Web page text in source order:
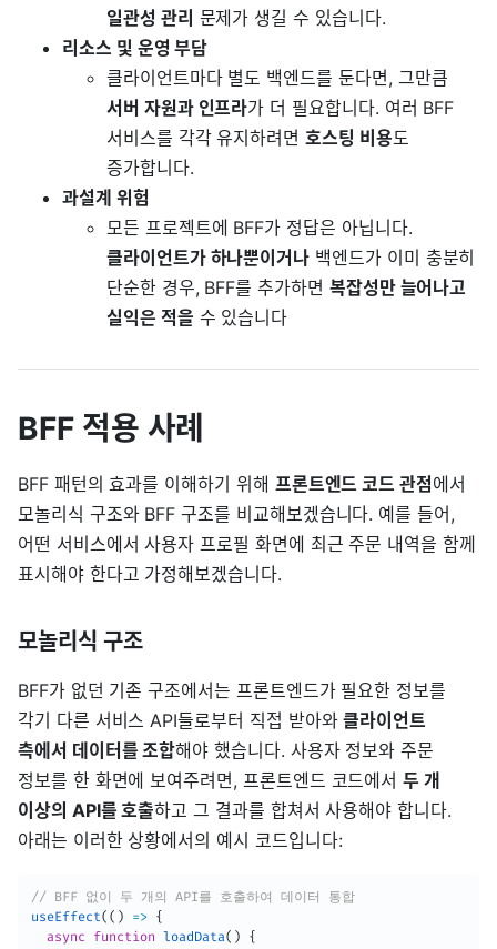
일관성 관리 문제가 생길 수 있습니다.
리소스 및 운영 부담
클라이언트마다 별도 백엔드를 둔다면, 그만큼
서버 자원과 인프라가 더 필요합니다. 여러 BFF
서비스를 각각 유지하려면호스팅 비용도
증가합니다.
과설계 위험
모든 프로젝트에 BFF가 정답은 아닙니다.
클라이언트가 하나뿐이거나 백엔드가 이미 충분히
단순한 경우, BFF를 추가하면 복잡성만 늘어나고
실익은 적을 수 있습니다
BFF 적용 사례
BFF 패턴의 효과를 이해하기 위해 프론트엔드 코드 관점에서
모놀리식 구조와 BFF 구조를 비교해보겠습니다. 예를 들어,
어떤 서비스에서 사용자 프로필 화면에 최근 주문 내역을 함께
표시해야 한다고 가정해보겠습니다.
모놀리식 구조
BFF가 없던 기존 구조에서는 프론트엔드가 필요한 정보를
각기 다른 서비스 API들로부터 직접 받아와클라이언트
측에서 데이터를 조합해야 했습니다. 사용자 정보와 주문
정보를 한 화면에 보여주려면, 프론트엔드 코드에서두 개
이상의 API를 호출하고 그 결과를 합쳐서 사용해야 합니다.
아래는 이러한 상황에서의 예시 코드입니다:
// BFF 없이 두 개의 API를 호출하여 데이터 통합
useEffect( ( ) => {
async
function loadData( )
{